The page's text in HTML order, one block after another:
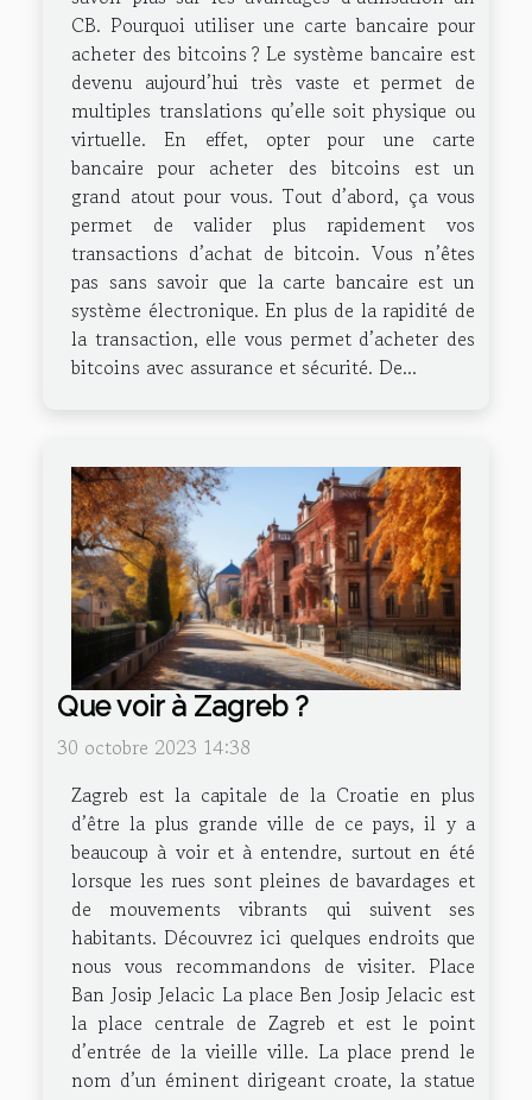
CB. Pourquoi utiliser une carte bancaire pour
acheter des bitcoins ? Le système bancaire est
devenu aujourd’hui très vaste et permet de
multiples translations qu’elle soit physique ou
virtuelle. En effet, opter pour une carte
bancaire pour acheter des bitcoins est un
grand atout pour vous. Tout d’abord, ça vous
permet de valider plus rapidement vos
transactions d’achat de bitcoin. Vous n’êtes
pas sans savoir que la carte bancaire est un
système électronique. En plus de la rapidité de
la transaction, elle vous permet d’acheter des
bitcoins avec assurance et sécurité. De...
Que voir à Zagreb ?
30 octobre 2023 14:38
Zagreb est la capitale de la Croatie en plus
d’être la plus grande ville de ce pays, il y a
beaucoup à voir et à entendre, surtout en été
lorsque les rues sont pleines de bavardages et
de mouvements vibrants qui suivent ses
habitants. Découvrez ici quelques endroits que
nous vous recommandons de visiter. Place
Ban Josip Jelacic La place Ben Josip Jelacic est
la place centrale de Zagreb et est le point
d’entrée de la vieille ville. La place prend le
nom d’un éminent dirigeant croate, la statue